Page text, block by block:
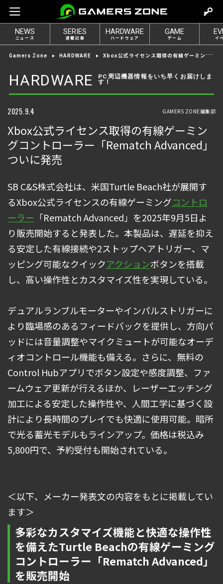
e
t
o
o
g
n
NEWS
ニュース
SERIES
連載記事
HARDWARE
ハードウェア
GAME
ゲーム イ
Gamers Zone HARDWARE Xbox公式ライセンス取得の有線ゲーミングコントローラー「Rematch Advanced」ついに発売
HARDWARE PC周辺機器情報をいち早くお届けしま
す！
2025.9.4 GAMERS ZONE編集部
Xbox公式ライセンス取得の有線ゲーミン
グコントローラー「Rematch Advanced」
ついに発売
SB C&S株式会社は、米国Turtle Beach社が展開す
るXbox公式ライセンスの有線ゲーミングコントロ
ーラー 「Rematch Advanced」を2025年9月5日よ
り販売開始すると発表した。本製品は、遅延を抑え
る安定した有線接続や2ストップヘアトリガー、マ
ッピング可能なクイックアクションボタンを搭載
し、高い操作性とカスタマイズ性を実現している。
デュアルランブルモーターやインパルストリガーに
より臨場感のあるフィードバックを提供し、方向パ
ッドには音量調整やマイクミュートが可能なオーデ
ィオコントロール機能も備える。さらに、無料の
Control Hubアプリでボタン設定や感度調整、ファ
ームウェア更新が行えるほか、レーザーエッチング
加工による安定した操作性や、人間工学に基づく設
計により長時間のプレイでも快適に使用可能。暗所
で光る蓄光モデルもラインアップ。価格は税込み
5,800円で、予約受付も開始されている。
＜以下、メーカー発表文の内容をもとに掲載してい
ます＞
多彩なカスタマイズ機能と快適な操作性
を備えたTurtle Beachの有線ゲーミング
コントローラー「Rematch Advanced」
を販売開始